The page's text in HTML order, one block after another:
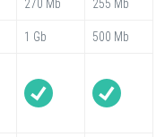
270 Mb 255 Mb
1 Gb 500 Mb